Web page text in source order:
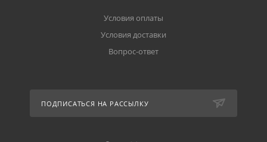
Условия оплаты
Условия доставки
Вопрос-ответ
ПОДПИСАТЬСЯ НА РАССЫЛКУ